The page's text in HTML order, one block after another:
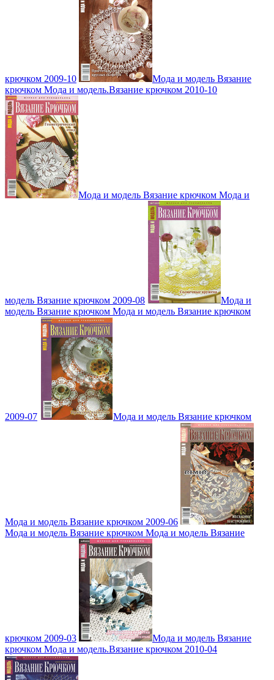
крючком 2009-10
Мода и модель Вязание
крючком Мода и модель.Вязание крючком 2010-10
Мода и модель Вязание крючком Мода и
модель Вязание крючком 2009-08
Мода и
модель Вязание крючком Мода и модель Вязание крючком
2009-07 Мода и модель Вязание крючком
Мода и модель Вязание крючком 2009-06
Мода и модель Вязание крючком Мода и модель Вязание
крючком 2009-03
Мода и модель Вязание
крючком Мода и модель.Вязание крючком 2010-04